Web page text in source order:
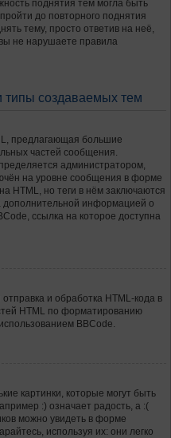
поднятия тем могла быть
до повторного поднятия
тему, просто ответив на неё,
не нарушаете правила
создаваемых тем
предлагающая большие
частей сообщения.
администратором,
на уровне сообщения в форме
HTML, но теги в нём заключаются
дополнительной информацией о
ссылка на которое доступна
и обработка HTML-кода в
HTML по форматированию
BBCode.
картинки, которые могут быть
:) означает радость, а :(
можно увидеть в форме
используя их: они легко